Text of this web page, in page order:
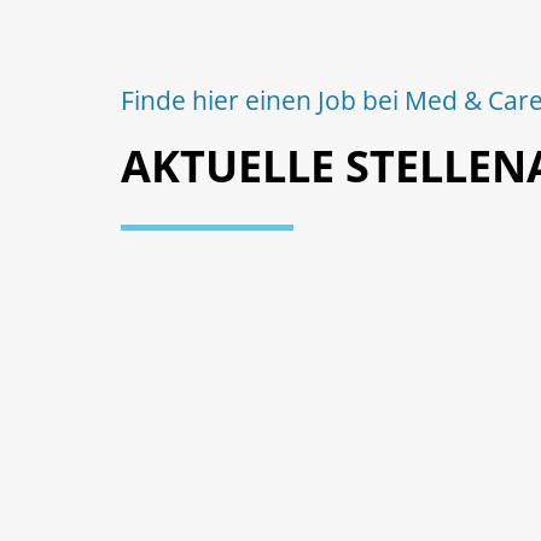
Finde hier einen Job bei Med & Care
AKTUELLE